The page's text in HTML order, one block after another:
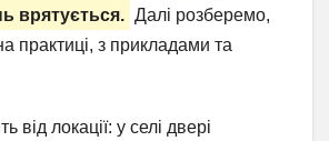
врятується. Далі розберемо,
практиці, з прикладами та
від локації: у селі двері